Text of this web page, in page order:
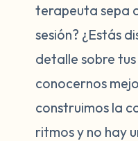
terapeuta sepa
sesión? ¿Estás
detalle sobre
conocernos
construimos la
ritmos y no hay